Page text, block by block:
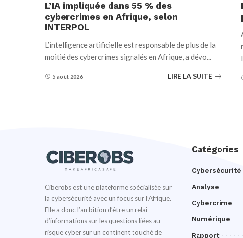
L’IA impliquée dans 55 % des
cybercrimes en Afrique, selon
INTERPOL
L’intelligence artificielle est responsable de plus de la
moitié des cybercrimes signalés en Afrique, a dévo...
5 août 2026 LIRE LA SUITE
Ciberobs est une plateforme spécialisée sur
la cybersécurité avec un focus sur l’Afrique.
Elle a donc l’ambition d’être un relai
d’informations sur les questions liées au
risque cyber sur un continent touché de
Catégories
Cybersécurité
Analyse
Cybercrime
Numérique
Rapport